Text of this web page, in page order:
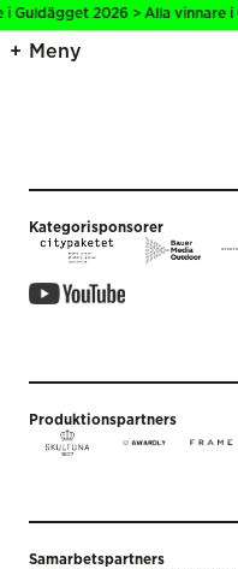
Guldägget 2026 > Alla vinnare
Meny
Kategorisponsorer
Produktionspartners
Samarbetspartners